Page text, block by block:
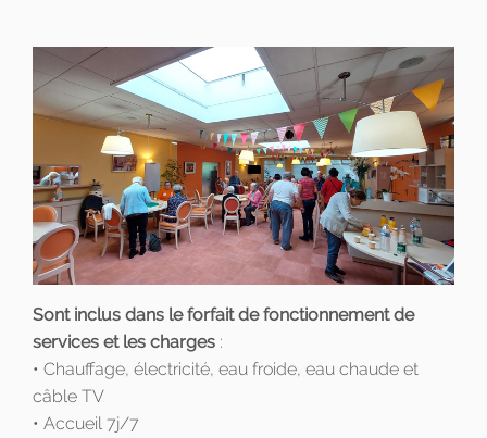
Sont inclus dans le forfait de fonctionnement de
services et les charges :
• Chauffage, électricité, eau froide, eau chaude et
câble TV
• Accueil 7j/7